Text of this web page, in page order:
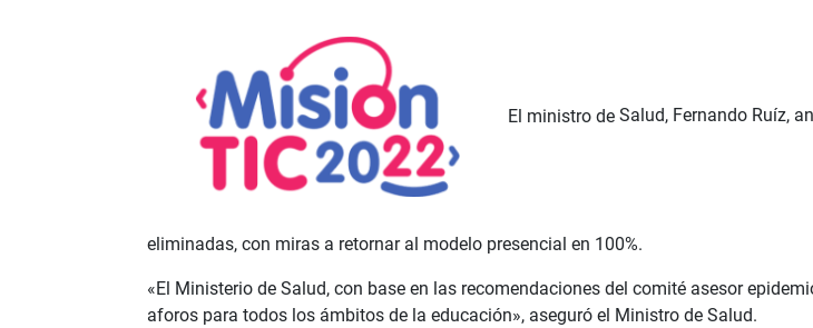
El ministro de Salud, Fernando Ruíz,
eliminadas, con miras a retornar al modelo presencial en 100%.
«El Ministerio de Salud, con base en las recomendaciones del comité asesor
aforos para todos los ámbitos de la educación», aseguró el Ministro de Salud.